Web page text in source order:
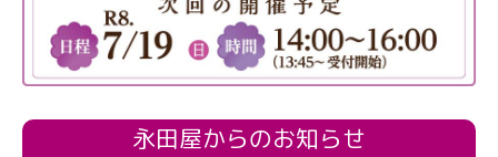
永田屋からのお知らせ